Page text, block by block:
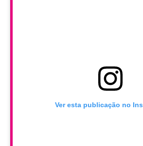
Ver esta publicação no